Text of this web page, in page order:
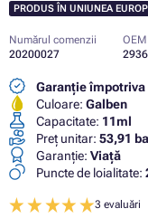
PRODUS ÎN UNIUNEA
Numărul comenzii
20200027
OEM
Garanție
Culoare: Galben
Capacitate: 11ml
Preț unitar: 53,91
Garanţie: Viaţă
Puncte de loialitate:
3 evaluări